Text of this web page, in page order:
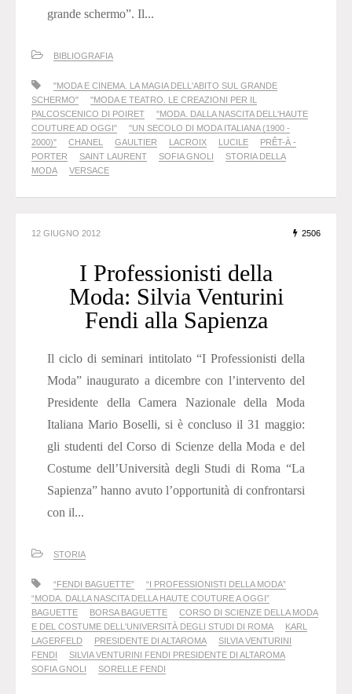
grande schermo”. Il...
BIBLIOGRAFIA
"MODA E CINEMA. LA MAGIA DELL'ABITO SUL GRANDE
SCHERMO"
"MODA E TEATRO. LE CREAZIONI PER IL
PALCOSCENICO DI POIRET
"MODA. DALLA NASCITA DELL'HAUTE
COUTURE AD OGGI"
"UN SECOLO DI MODA ITALIANA (1900 -
2000)"
CHANEL GAULTIER LACROIX LUCILE
PRÊT-À -
PORTER
SAINT LAURENT SOFIA GNOLI
STORIA DELLA
MODA
VERSACE
12 GIUGNO 2012 2506
I Professionisti della
Moda: Silvia Venturini
Fendi alla Sapienza
Il ciclo di seminari intitolato “I Professionisti della
Moda” inaugurato a dicembre con l’intervento del
Presidente della Camera Nazionale della Moda
Italiana Mario Boselli, si è concluso il 31 maggio:
gli studenti del Corso di Scienze della Moda e del
Costume dell’Università degli Studi di Roma “La
Sapienza” hanno avuto l’opportunità di confrontarsi
con il...
STORIA
“FENDI BAGUETTE”
“I PROFESSIONISTI DELLA MODA”
“MODA. DALLA NASCITA DELLA HAUTE COUTURE A OGGI”
BAGUETTE
BORSA BAGUETTE
CORSO DI SCIENZE DELLA MODA
E DEL COSTUME DELL'UNIVERSITÀ DEGLI STUDI DI ROMA
KARL
LAGERFELD
PRESIDENTE DI ALTAROMA
SILVIA VENTURINI
FENDI
SILVIA VENTURINI FENDI PRESIDENTE DI ALTAROMA
SOFIA GNOLI
SORELLE FENDI